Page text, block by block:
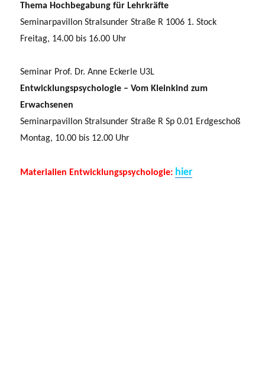
Thema Hochbegabung für Lehrkräfte
Seminarpavillon Stralsunder Straße R 1006 1. Stock
Freitag, 14.00 bis 16.00 Uhr
Seminar Prof. Dr. Anne Eckerle U3L
Entwicklungspsychologie – Vom Kleinkind zum
Erwachsenen
Seminarpavillon Stralsunder Straße R Sp 0.01 Erdgeschoß
Montag, 10.00 bis 12.00 Uhr
Materialien Entwicklungspsychologie: hier